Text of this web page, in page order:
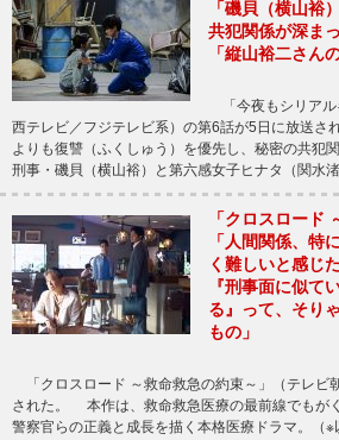
「磯貝（横山裕
共犯関係が深ま
「縦山裕二さん
「今夜もシリアル
西テレビ／フジテレビ系）の第6話が5日に放送
よりも復讐（ふくしゅう）を優先し、秘密の共犯
刑事・磯貝（横山裕）と第六感女子ヒナタ（関水
「クロスロード
「人間関係、特
く難しいと感じ
『刑事面に似て
る』って、そり
もの」
「クロスロード ～救命救急の約束～」（テレビ
された。 本作は、救命救急医療の最前線でもが
警察官らの正義と成長を描く本格医療ドラマ。（※